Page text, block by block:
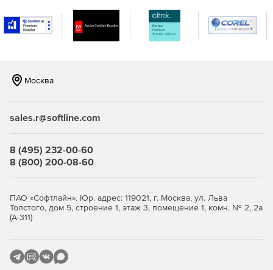
Москва
sales.r@softline.com
8 (495) 232-00-60
8 (800) 200-08-60
ПАО «Софтлайн». Юр. адрес: 119021, г. Москва, ул. Льва
Толстого, дом 5, строение 1, этаж 3, помещение 1, комн. № 2, 2а
(А-311)